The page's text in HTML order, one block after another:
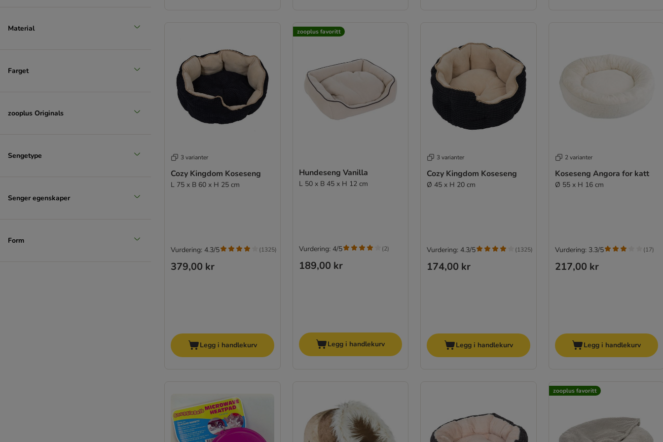
Material
Farget
zooplus Originals
Sengetype
Senger egenskaper
Form
3 varianter
Cozy Kingdom Koseseng
L 75 x B 60 x H 25 cm
379,00 kr
Vurdering: 4.3/5 (1325)
Legg i handlekurv
zooplus favoritt
Hundeseng Vanilla
L 50 x B 45 x H 12 cm
189,00 kr
Vurdering: 4/5 (2)
Legg i handlekurv
3 varianter
Cozy Kingdom Koseseng
Ø 45 x H 20 cm
174,00 kr
Vurdering: 4.3/5 (1325)
Legg i handlekurv
2 varianter
Koseseng Angora for katt
Ø 55 x H 16 cm
217,00 kr
Vurdering: 3.3/5 (17)
Legg i handlekurv
zooplus favoritt